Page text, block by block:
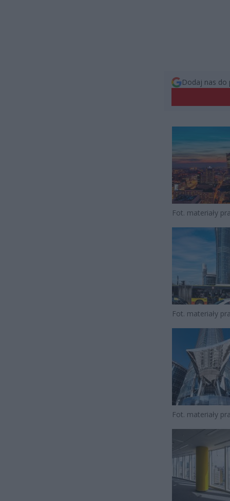
Dodaj nas do
Fot. materiały
Fot. materiały
Fot. materiały